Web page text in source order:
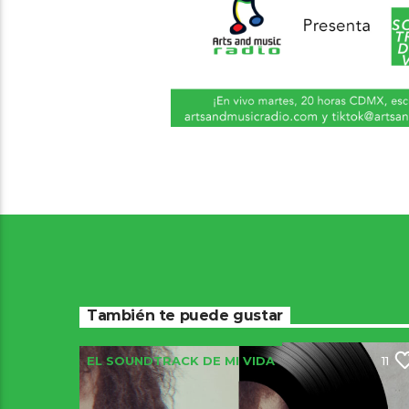
También te puede gustar
EL SOUNDTRACK DE MI VIDA 11